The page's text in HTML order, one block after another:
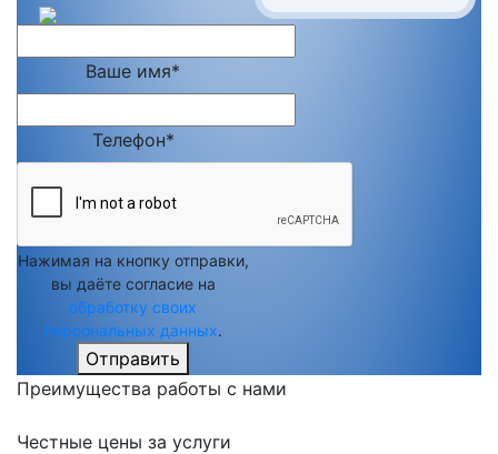
Ваше имя*
Телефон*
Нажимая на кнопку отправки,
вы даёте согласие на
обработку своих
персональных данных.
Отправить
Преимущества работы с нами
Честные цены за услуги